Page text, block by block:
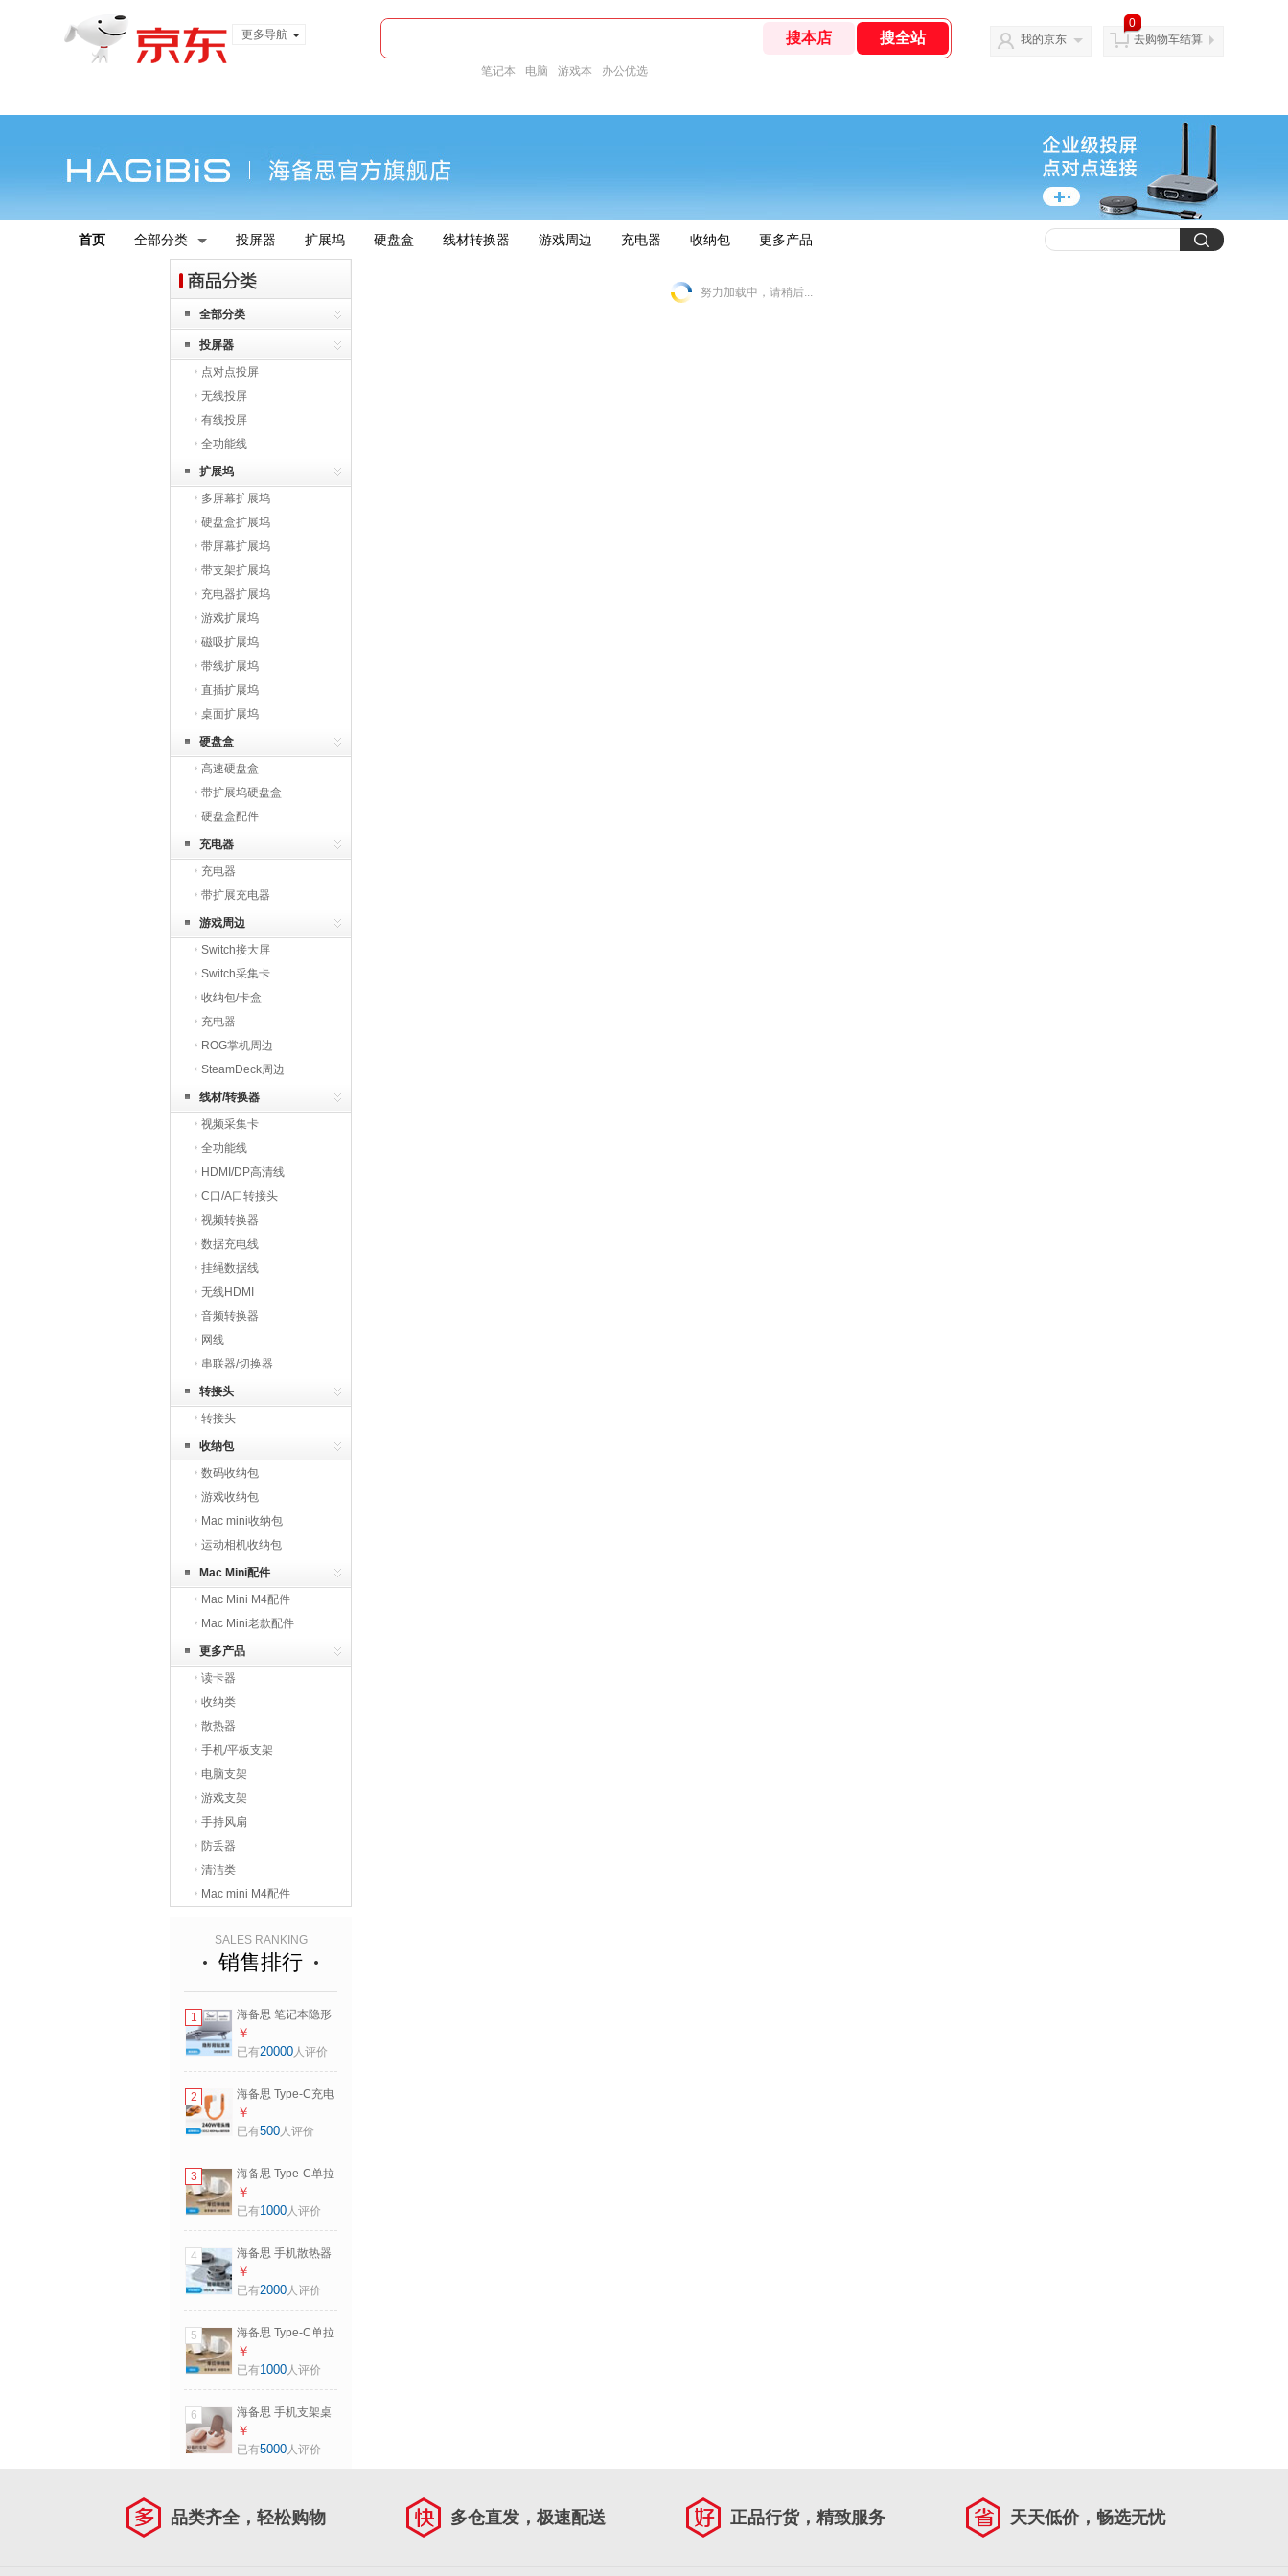
更多导航
笔记本 电脑 游戏本 办公优选
我的京东
0
去购物车结算
首页 全部分类 投屏器 扩展坞 硬盘盒 线材转换器 游戏周边 充电器 收纳包 更多产品
全部分类
投屏器
点对点投屏
无线投屏
有线投屏
全功能线
扩展坞
多屏幕扩展坞
硬盘盒扩展坞
带屏幕扩展坞
带支架扩展坞
充电器扩展坞
游戏扩展坞
磁吸扩展坞
带线扩展坞
直插扩展坞
桌面扩展坞
硬盘盒
高速硬盘盒
带扩展坞硬盘盒
硬盘盒配件
充电器
充电器
带扩展充电器
游戏周边
Switch接大屏
Switch采集卡
收纳包/卡盒
充电器
ROG掌机周边
SteamDeck周边
线材/转换器
视频采集卡
全功能线
HDMI/DP高清线
C口/A口转接头
视频转换器
数据充电线
挂绳数据线
无线HDMI
音频转换器
网线
串联器/切换器
转接头
转接头
收纳包
数码收纳包
游戏收纳包
Mac mini收纳包
运动相机收纳包
Mac Mini配件
Mac Mini M4配件
Mac Mini老款配件
更多产品
读卡器
收纳类
散热器
手机/平板支架
电脑支架
游戏支架
手持风扇
防丢器
清洁类
Mac mini M4配件
SALES RANKING
销售排行
1
海备思 笔记本隐形
支架迷你脚垫折叠
便携电脑背贴底部
游戏本托架脚撑 深
空灰【一对】
￥
已有20000人评价
2
海备思 Type-C充电
线双L弯头超短磁吸
充电宝数据线
果iPhone17pro
max 橙色
70mm【快充线】
240W+480Mbps
￥
已有500人评价
3
海备思 Type-C单拉
伸缩充电数据线抽
拉式收线器收纳线
iPhone17手机电脑
车载 黑色
￥
已有1000人评价
4
海备思 手机散热器
半导体制冷双面磁
吸背贴吸附轻薄风
iPhone17pro掌机
硬盘盒 灰色【超薄
款MC100S】
￥
已有2000人评价
5
海备思 Type-C单拉
伸缩充电数据线抽
拉式收线器收纳线
iPhone17手机电脑
车载 白色
￥
已有1000人评价
6
海备思 手机支架桌
面平板iPad支撑架
懒人座架可折叠升
￥
已有5000人评价
努力加载中，请稍后...
品类齐全，轻松购物 多仓直发，极速配送 正品行货，精致服务 天天低价，畅选无忧